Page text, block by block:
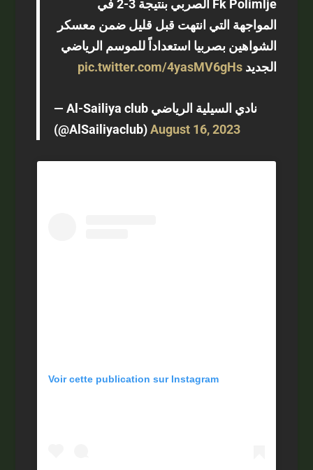
Fk Polimlje الصربي بنتيجة 3-2 في
المواجهة التي انتهت قبل قليل ضمن معسكر
الشواهين بصربيا استعداداً للموسم الرياضي
الجديدpic.twitter.com/4yasMV6gHs
— Al-Sailiya club نادي السيلية الرياضي
(@AlSailiyaclub)August 16, 2023
Voir cette publication sur Instagram